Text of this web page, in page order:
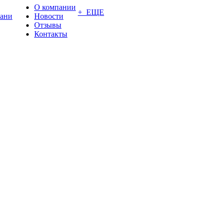
О компании
Новости
Отзывы
Контакты
+ ЕЩЕ